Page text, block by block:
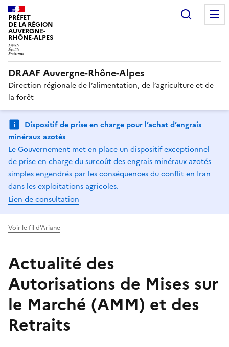
PRÉFET
DE LA RÉGION
AUVERGNE-
RHÔNE-ALPES
DRAAF Auvergne-Rhône-Alpes
Direction régionale de l’alimentation, de l’agriculture et de
la forêt
Dispositif de prise en charge pour l’achat d’engrais
minéraux azotés
Le Gouvernement met en place un dispositif exceptionnel
de prise en charge du surcoût des engrais minéraux azotés
simples engendrés par les conséquences du conflit en Iran
dans les exploitations agricoles.
Lien de consultation
Voir le fil d'Ariane
Actualité des
Autorisations de Mises sur
le Marché (AMM) et des
Retraits